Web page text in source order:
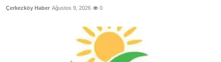
Çerkezköy Haber Ağustos 9, 2026 0